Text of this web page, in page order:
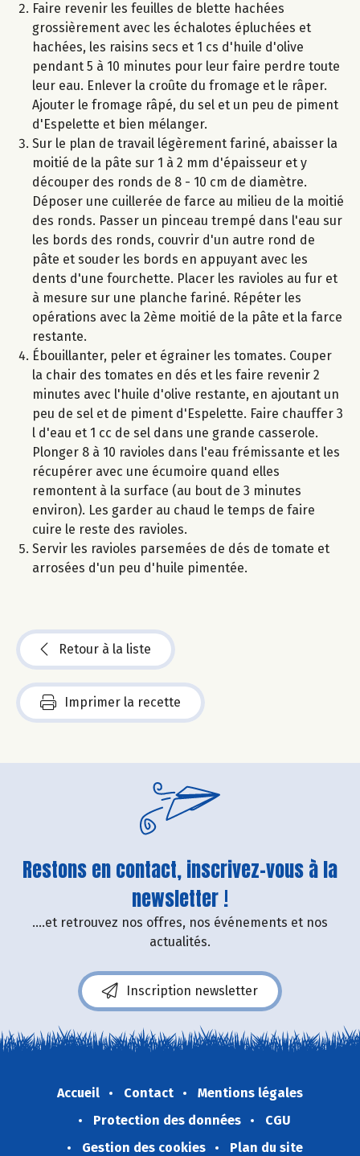
Faire revenir les feuilles de blette hachées
grossièrement avec les échalotes épluchées et
hachées, les raisins secs et 1 cs d'huile d'olive
pendant 5 à 10 minutes pour leur faire perdre toute
leur eau. Enlever la croûte du fromage et le râper.
Ajouter le fromage râpé, du sel et un peu de piment
d'Espelette et bien mélanger.
Sur le plan de travail légèrement fariné, abaisser la
moitié de la pâte sur 1 à 2 mm d'épaisseur et y
découper des ronds de 8 - 10 cm de diamètre.
Déposer une cuillerée de farce au milieu de la moitié
des ronds. Passer un pinceau trempé dans l'eau sur
les bords des ronds, couvrir d'un autre rond de
pâte et souder les bords en appuyant avec les
dents d'une fourchette. Placer les ravioles au fur et
à mesure sur une planche fariné. Répéter les
opérations avec la 2ème moitié de la pâte et la farce
restante.
Ébouillanter, peler et égrainer les tomates. Couper
la chair des tomates en dés et les faire revenir 2
minutes avec l'huile d'olive restante, en ajoutant un
peu de sel et de piment d'Espelette. Faire chauffer 3
l d'eau et 1 cc de sel dans une grande casserole.
Plonger 8 à 10 ravioles dans l'eau frémissante et les
récupérer avec une écumoire quand elles
remontent à la surface (au bout de 3 minutes
environ). Les garder au chaud le temps de faire
cuire le reste des ravioles.
Servir les ravioles parsemées de dés de tomate et
arrosées d'un peu d'huile pimentée.
Retour à la liste
Imprimer la recette
Restons en contact, inscrivez-vous à la
newsletter !
....et retrouvez nos offres, nos événements et nos
actualités.
Inscription newsletter
Accueil Contact
Mentions légales
Protection des données
CGU
Gestion des cookies
Plan du site